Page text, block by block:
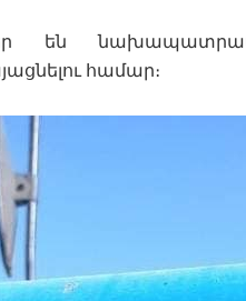
են
համար։